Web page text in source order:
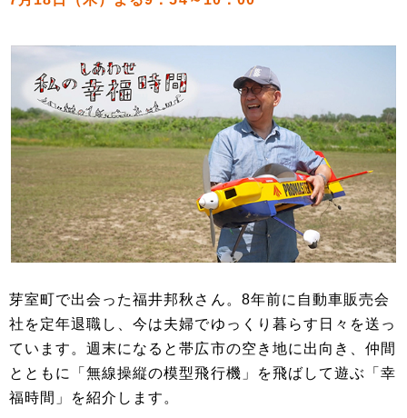
芽室町で出会った福井邦秋さん。8年前に自動車販売会
社を定年退職し、今は夫婦でゆっくり暮らす日々を送っ
ています。週末になると帯広市の空き地に出向き、仲間
とともに「無線操縦の模型飛行機」を飛ばして遊ぶ「幸
福時間」を紹介します。